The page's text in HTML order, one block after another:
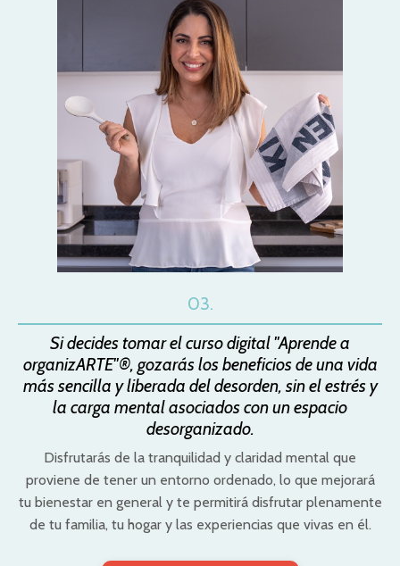
03.
Si decides tomar el curso digital "Aprende a
organizARTE"®, gozarás los beneficios de una vida
más sencilla y liberada del desorden, sin el estrés y
la carga mental asociados con un espacio
desorganizado.
Disfrutarás de la tranquilidad y claridad mental que
proviene de tener un entorno ordenado, lo que mejorará
tu bienestar en general y te permitirá disfrutar plenamente
de tu familia, tu hogar y las experiencias que vivas en él.